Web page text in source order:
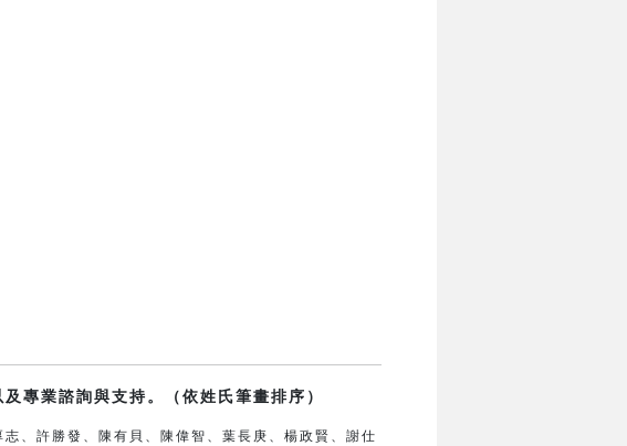
專業諮詢與支持。（依姓氏筆畫排序）
志、許勝發、陳有貝、陳偉智、葉長庚、楊政賢、 謝仕